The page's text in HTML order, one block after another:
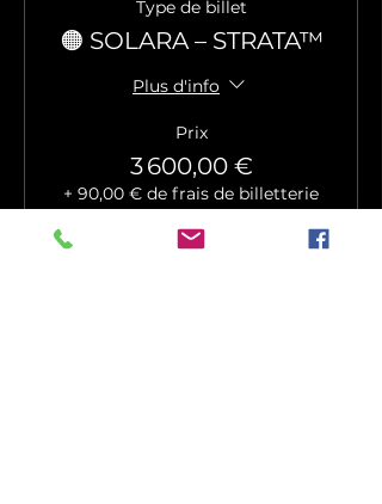
Type de billet
🟠 SOLARA – STRATA™
Plus d'info
Prix
3 600,00 €
+ 90,00 € de frais de billetterie
Quantité